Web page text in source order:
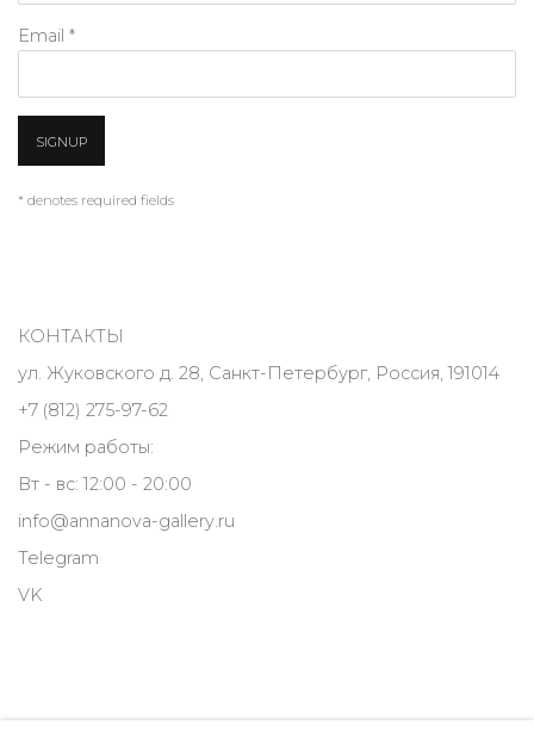
Email *
SIGNUP
* denotes required fields
КОНТАКТЫ
ул. Жуковского д. 28, Санкт-Петербург, Россия, 191014
+7 (812) 275-97-62
Режим работы:
Вт - вс: 12:00 - 20:00
info@annanova-gallery.ru
Telegram
VK